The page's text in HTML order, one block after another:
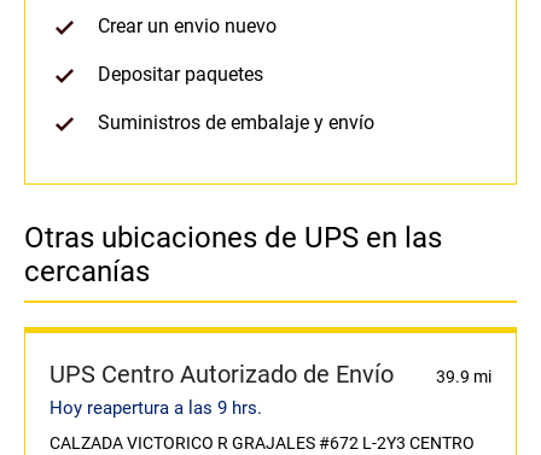
Crear un envio nuevo
Depositar paquetes
Suministros de embalaje y envío
Otras ubicaciones de UPS en las
cercanías
UPS Centro Autorizado de Envío 39.9 mi
Hoy reapertura a las 9 hrs.
CALZADA VICTORICO R GRAJALES #672 L-2Y3 CENTRO